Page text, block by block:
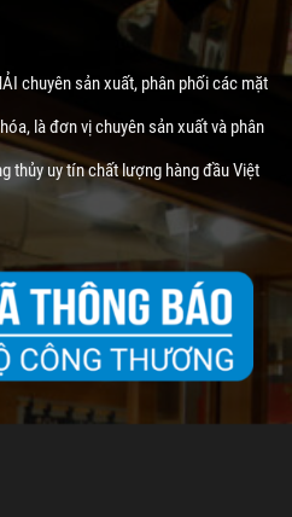
chuyên sản xuất, phân phối các mặt
là đơn vị chuyên sản xuất và phân
thủy uy tín chất lượng hàng đầu Việt